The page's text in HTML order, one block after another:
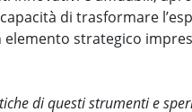
di trasformare
strategico
di questi strumenti e